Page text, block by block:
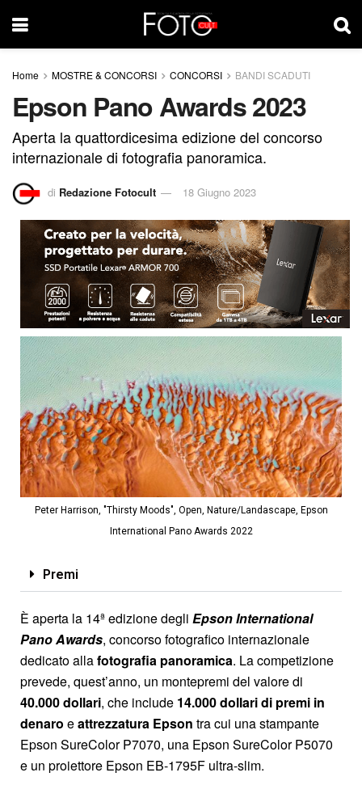
Home MOSTRE & CONCORSI CONCORSI BANDI SCADUTI
Epson Pano Awards 2023
Aperta la quattordicesima edizione del concorso
internazionale di fotografia panoramica.
di Redazione Fotocult 18 Giugno 2023
Peter Harrison, "Thirsty Moods", Open, Nature/Landascape, Epson
International Pano Awards 2022
Premi
È aperta la 14ª edizione degli Epson International
Pano Awards, concorso fotografico internazionale
dedicato allafotografia panoramica. La competizione
prevede, quest’anno, un montepremi del valore di
40.000 dollari, che include 14.000 dollari di premi in
denaro eattrezzatura Epson tra cui una stampante
Epson SureColor P7070, una Epson SureColor P5070
e un proiettore Epson EB-1795F ultra-slim.